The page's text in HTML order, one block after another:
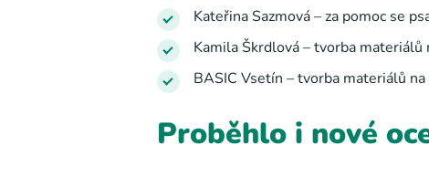
Kateřina Sazmová – za pomoc se
Kamila Škrdlová – tvorba materiálů
BASIC Vsetín – tvorba materiálů
Proběhlo i nové